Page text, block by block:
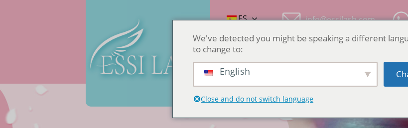
info@essilash.com
ES
SOLUCIÓN
We've detected you might be speaking a different
to change to:
English
Close and do not switch language